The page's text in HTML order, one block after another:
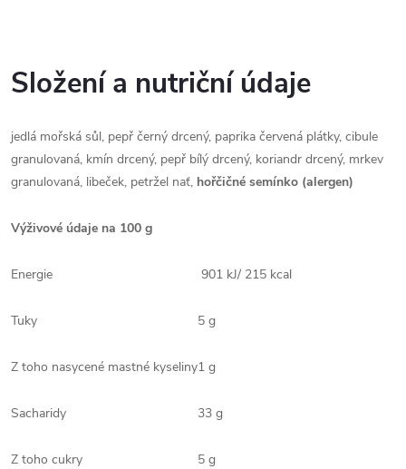
Složení a nutriční údaje
jedlá mořská sůl, pepř černý drcený, paprika červená plátky, cibule
granulovaná, kmín drcený, pepř bílý drcený, koriandr drcený, mrkev
granulovaná, libeček, petržel nať, hořčičné semínko (alergen)
Výživové údaje na 100 g
Energie 901 kJ/ 215 kcal
Tuky
Z toho nasycené mastné kyseliny
5 g
1 g
Sacharidy
Z toho cukry
33 g
5 g